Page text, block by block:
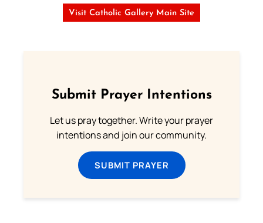
Visit Catholic Gallery Main Site
Submit Prayer Intentions
Let us pray together. Write your prayer
intentions and join our community.
SUBMIT PRAYER